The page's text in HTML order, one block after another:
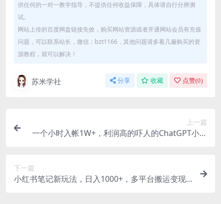
供任何的一对一教学指导，不提供任何收益保障，具体请自行分辨测
试。
网站上传的百度网盘链接失效，购买网站资源或者开通网站会员有充值
问题，可以联系站长，微信：bzt1166，其他问题请多看几遍购买的资
源教程，就可以解决！
苏米学社 分享 收藏 点赞(0)
上一篇
一个小时入帐1W+，利润高的吓人的ChatGPT小项
下一篇
小红书笔记新玩法，日入1000+，多平台搬运变现